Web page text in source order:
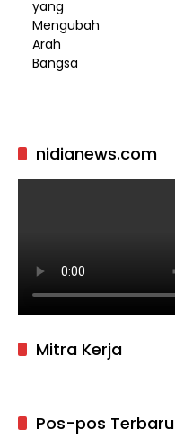
nidianews.com
Mitra Kerja
Pos-pos Terbaru